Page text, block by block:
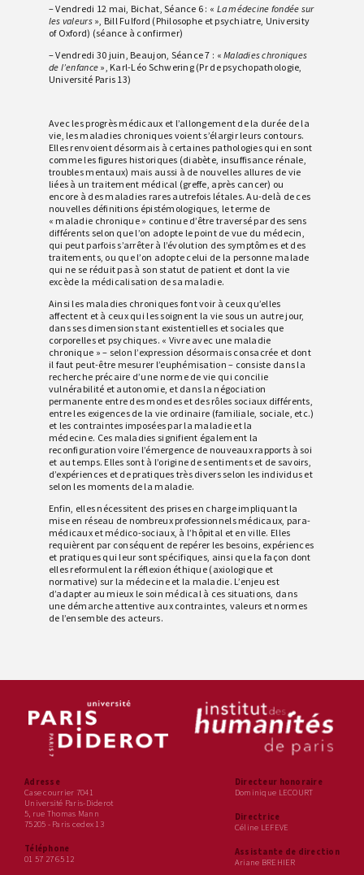
– Vendredi 12 mai, Bichat, Séance 6 : « La médecine fondée sur
les valeurs », Bill Fulford (Philosophe et psychiatre, University
of Oxford) (séance à confirmer)
– Vendredi 30 juin, Beaujon, Séance 7 : «Maladies chroniques
de l’enfance », Karl-Léo Schwering (Pr de psychopathologie,
Université Paris 13)
Avec les progrès médicaux et l’allongement de la durée de la
vie, les maladies chroniques voient s’élargir leurs contours.
Elles renvoient désormais à certaines pathologies qui en sont
comme les figures historiques (diabète, insuffisance rénale,
troubles mentaux) mais aussi à de nouvelles allures de vie
liées à un traitement médical (greffe, après cancer) ou
encore à des maladies rares autrefois létales. Au-delà de ces
nouvelles définitions épistémologiques, le terme de
« maladie chronique » continue d’être traversé par des sens
différents selon que l’on adopte le point de vue du médecin,
qui peut parfois s’arrêter à l’évolution des symptômes et des
traitements, ou que l’on adopte celui de la personne malade
qui ne se réduit pas à son statut de patient et dont la vie
excède la médicalisation de sa maladie.
Ainsi les maladies chroniques font voir à ceux qu’elles
affectent et à ceux qui les soignent la vie sous un autre jour,
dans ses dimensions tant existentielles et sociales que
corporelles et psychiques. « Vivre avec une maladie
chronique » – selon l’expression désormais consacrée et dont
il faut peut-être mesurer l’euphémisation – consiste dans la
recherche précaire d’une norme de vie qui concilie
vulnérabilité et autonomie, et dans la négociation
permanente entre des mondes et des rôles sociaux différents,
entre les exigences de la vie ordinaire (familiale, sociale, etc.)
et les contraintes imposées par la maladie et la
médecine. Ces maladies signifient également la
reconfiguration voire l’émergence de nouveaux rapports à soi
et au temps. Elles sont à l’origine de sentiments et de savoirs,
d’expériences et de pratiques très divers selon les individus et
selon les moments de la maladie.
Enfin, elles nécessitent des prises en charge impliquant la
mise en réseau de nombreux professionnels médicaux, para-
médicaux et médico-sociaux, à l’hôpital et en ville. Elles
requièrent par conséquent de repérer les besoins, expériences
et pratiques qui leur sont spécifiques, ainsi que la façon dont
elles reformulent la réflexion éthique (axiologique et
normative) sur la médecine et la maladie. L’enjeu est
d’adapter au mieux le soin médical à ces situations, dans
une démarche attentive aux contraintes, valeurs et normes
de l’ensemble des acteurs.
Directeur honoraire
Dominique LECOURT
Directrice
Céline LEFEVE
Assistante de direction
Ariane BREHIER
Adresse
Case courrier 7041
Université Paris-Diderot
5, rue Thomas Mann
75205 - Paris cedex 13
Téléphone
01 57 27 65 12